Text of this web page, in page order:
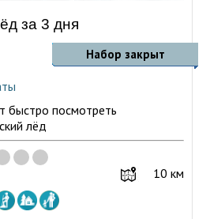
за 3 дня
Набор закрыт
быстро посмотреть
лёд
10 км